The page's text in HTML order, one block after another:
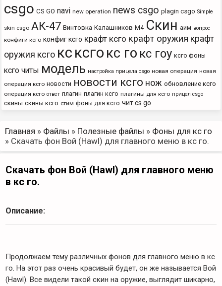
csgo CS GO navi new operation news csgo plagin csgo Simple
skin csgo АК-47 Винтовка Калашников М4 Скин аим вопрос
конфиги ксго конфиг ксго крафт ксго крафт оружия крафт
оружия ксго кс ксго кс го кс гоу ксго фоны
ксго читы модель настройка прицела csgo новая операция новая
операция ксго новости новости ксго нож обновление ксго
операция ксго ответ плагин плагин ксго плагины для ксго прицел csgo
скины скины ксго стим фоны для ксго чит cs go
Главная » Файлы » Полезные файлы » Фоны для кс го
» Скачать фон Вой (Hawl) для главного меню в кс го.
Скачать фон Вой (Hawl) для главного меню
в кс го.
Описание:
Продолжаем тему различных фонов для главного меню в кс
го. На этот раз очень красивый будет, он же называется Вой
(Hawl). Все видели такой скин на оружие, выглядит шикарно,